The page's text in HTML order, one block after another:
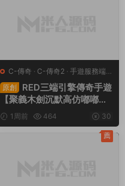
C-傳奇 · C-傳奇2 · 手遊服務端·
端遊服務端
原創
RED三端引擎傳奇手遊
【聚義木劍沉默高仿嘟嘟沉
默】Win一鍵服務端+安卓蘋
果PC三端+視頻架設教程
1周前 464 30
薦